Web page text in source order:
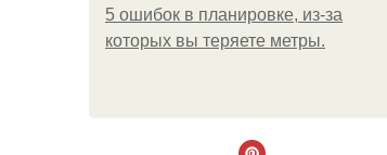
5 ошибок в планировке, из-за
которых вы теряете метры.